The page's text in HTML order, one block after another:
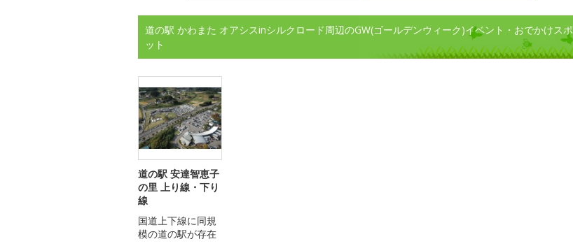
道の駅 かわまた オアシスinシルクロード周辺のGW(ゴールデンウィーク)イベント・おでかけスポ
ット
道の駅 安達智恵子
の里 上り線・下り
線
国道上下線に同規
模の道の駅が存在